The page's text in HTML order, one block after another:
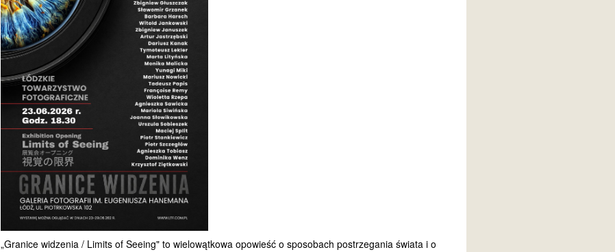
„Granice widzenia / Limits of Seeing" to wielowątkowa opowieść o sposobach postrzegania świata i o